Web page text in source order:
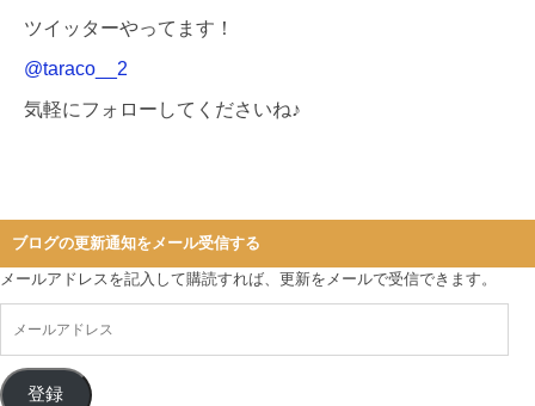
ツイッターやってます！
@taraco__2
気軽にフォローしてくださいね♪
ブログの更新通知をメール受信する
メールアドレスを記入して購読すれば、更新をメールで受信できます。
登録